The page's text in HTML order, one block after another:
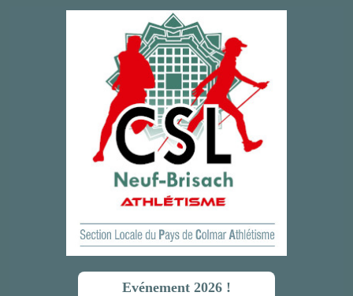
Evénement 2026 !